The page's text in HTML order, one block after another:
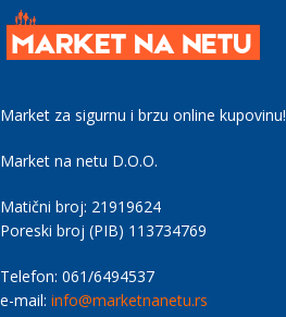
Market za sigurnu i brzu online kupovinu!
Market na netu D.O.O.
Matični broj: 21919624
Poreski broj (PIB) 113734769
Telefon: 061/6494537
e-mail: info@marketnanetu.rs